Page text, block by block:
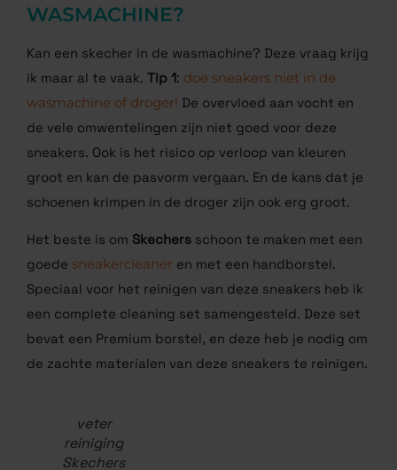
WASMACHINE?
Kan een skecher in de wasmachine? Deze vraag krijg
ik maar al te vaak. Tip 1: doe sneakers niet in de
wasmachine of droger!De overvloed aan vocht en de
vele omwentelingen zijn niet goed voor deze
sneakers. Ook is het risico op verloop van kleuren
groot en kan de pasvorm vergaan. En de kans dat je
schoenen krimpen in de droger zijn ook erg groot.
Het beste is om Skechers schoon te maken met een
goede sneakercleaneren met een handborstel.
Speciaal voor het reinigen van deze sneakers heb ik
een complete cleaning set samengesteld. Deze set
bevat een Premium borstel, en deze heb je nodig om
de zachte materialen van deze sneakers te reinigen.
veter
reiniging
Skechers